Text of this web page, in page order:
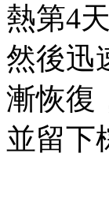
熱第4
然後迅
漸恢復
並留下